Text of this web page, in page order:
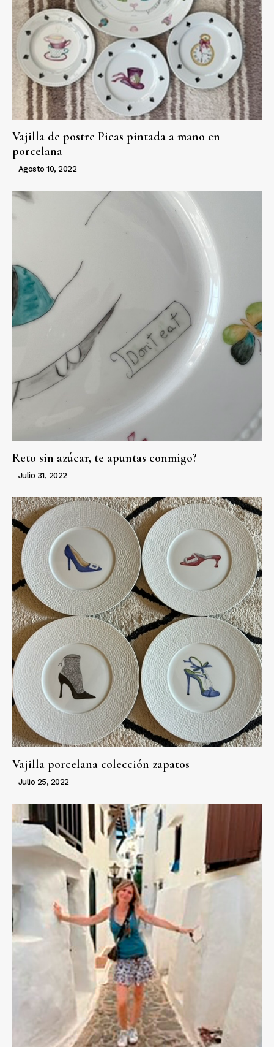
Vajilla de postre Picas pintada a mano en
porcelana
Agosto 10, 2022
Reto sin azúcar, te apuntas conmigo?
Julio 31, 2022
Vajilla porcelana colección zapatos
Julio 25, 2022